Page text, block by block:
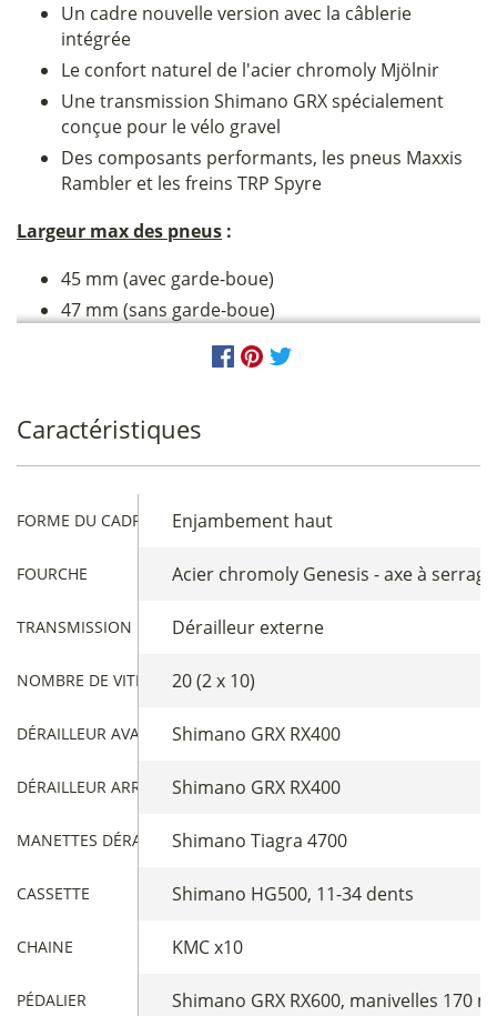
Un cadre nouvelle version avec la câblerie
intégrée
Le confort naturel de l'acier chromoly Mjölnir
Une transmission Shimano GRX spécialement
conçue pour le vélo gravel
Des composants performants, les pneus Maxxis
Rambler et les freins TRP Spyre
Largeur max des pneus :
45 mm (avec garde-boue)
47 mm (sans garde-boue)
Caractéristiques
FORME DU CADRE Enjambement haut
FOURCHE Acier chromoly Genesis - axe à
TRANSMISSION Dérailleur externe
NOMBRE DE VITESSES20 (2 x 10)
DÉRAILLEUR AVANT Shimano GRX RX400
DÉRAILLEUR ARRIÈREShimano GRX RX400
MANETTES DÉRAILLEURShimano Tiagra 4700
CASSETTE Shimano HG500, 11-34 dents
CHAINE KMC x10
PÉDALIER Shimano GRX RX600, manivelles 170